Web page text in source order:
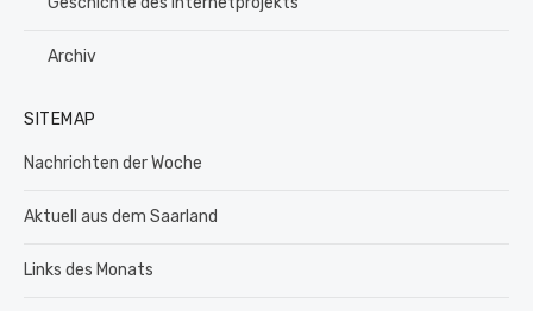
Archiv
SITEMAP
Nachrichten der Woche
Aktuell aus dem Saarland
Links des Monats